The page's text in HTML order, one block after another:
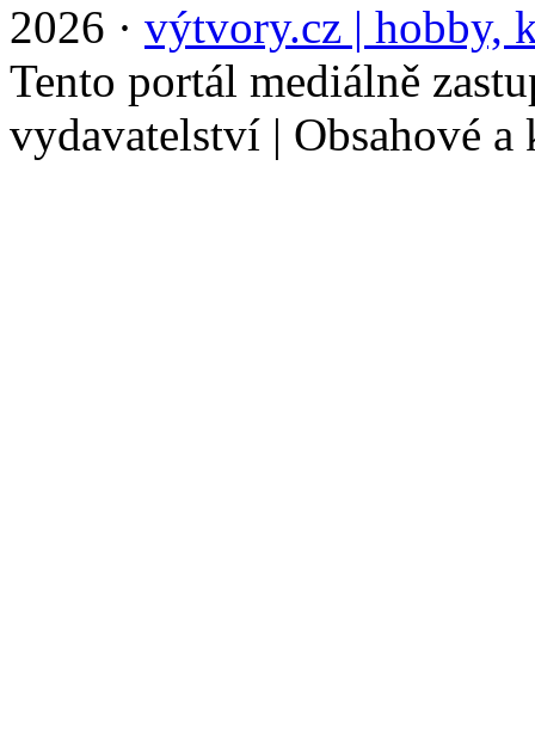
2026 · výtvory.cz | hobby,
Tento portál mediálně
vydavatelství | Obsahové